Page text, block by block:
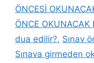
ÖNCESİ
ÖNCE OKUNACAK
dua edilir?, Sınav
Sınava girmeden